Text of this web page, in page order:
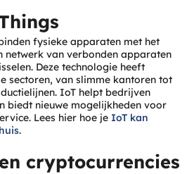
fysieke apparaten met het
netwerk van verbonden apparaten
Deze technologie heeft
sectoren, van slimme kantoren tot
IoT helpt bedrijven
biedt nieuwe mogelijkheden voor
Lees hier hoe je IoT kan
.
cryptocurrencies